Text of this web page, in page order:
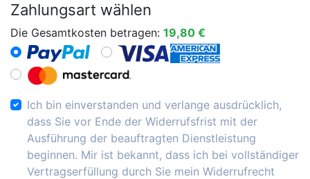
Zahlungsart wählen
Die Gesamtkosten betragen: 19,80 €
Ich bin einverstanden und verlange ausdrücklich,
dass Sie vor Ende der Widerrufsfrist mit der
Ausführung der beauftragten Dienstleistung
beginnen. Mir ist bekannt, dass ich bei vollständiger
Vertragserfüllung durch Sie mein Widerrufrecht